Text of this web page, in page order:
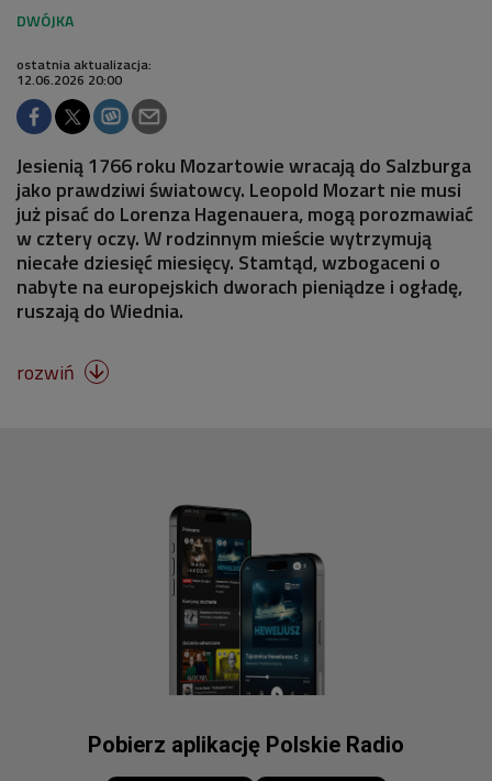
ostatnia aktualizacja:
12.06.2026 20:00
Jesienią 1766 roku Mozartowie wracają do Salzburga
jako prawdziwi światowcy. Leopold Mozart nie musi
już pisać do Lorenza Hagenauera, mogą porozmawiać
w cztery oczy. W rodzinnym mieście wytrzymują
niecałe dziesięć miesięcy. Stamtąd, wzbogaceni o
nabyte na europejskich dworach pieniądze i ogładę,
ruszają do Wiednia.
rozwiń 
Pobierz aplikację Polskie Radio